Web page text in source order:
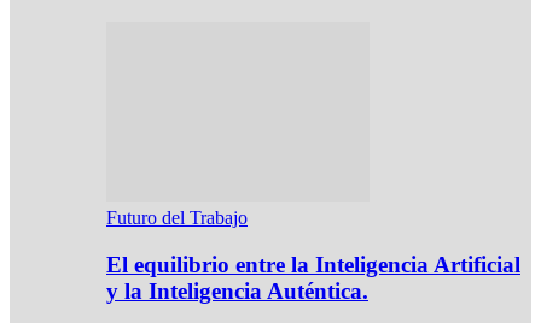
Futuro del Trabajo
El equilibrio entre la Inteligencia Artificial
y la Inteligencia Auténtica.